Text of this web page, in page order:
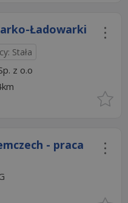
Ładowarki
Stała
z o.o
- praca